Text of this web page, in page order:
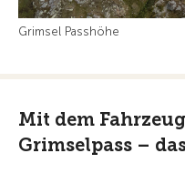
Grimsel Passhöhe
Mit dem
Grimselpass –